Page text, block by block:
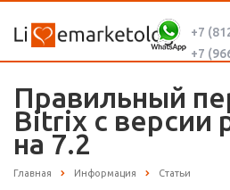
+7
+7
Правильный
Bitrix с версии
на 7.2
Главная Информация Статьи